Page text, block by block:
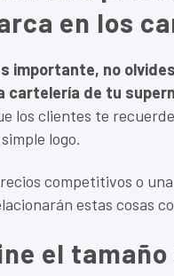
en los
importante, no
cartelería de tu
los clientes te
logo.
competitivos o
estas cosas
el